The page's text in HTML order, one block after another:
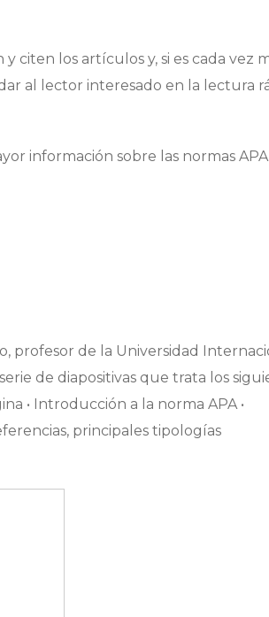
citen los artículos y, si es cada vez
al lector interesado en la lectura
información sobre las normas APA
profesor de la Universidad
de diapositivas que trata los
• Introducción a la norma APA •
principales tipologías